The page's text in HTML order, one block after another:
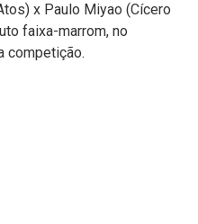
x Paulo Miyao (Cícero
faixa-marrom, no
competição.